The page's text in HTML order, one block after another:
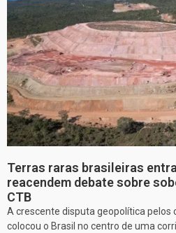
Terras raras brasileiras
reacendem debate sobre
CTB
A crescente disputa geopolítica pelos
colocou o Brasil no centro de uma